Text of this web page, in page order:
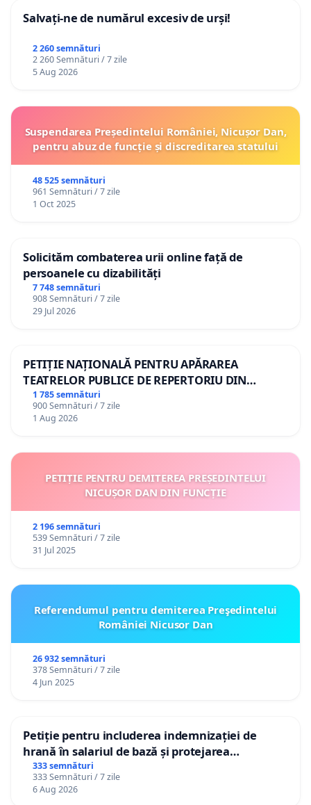
Salvați-ne de numărul excesiv de urși!
2 260 semnături
2 260 Semnături / 7 zile
5 Aug 2026
Suspendarea Președintelui României, Nicușor Dan,
pentru abuz de funcție și discreditarea statului
48 525 semnături
961 Semnături / 7 zile
1 Oct 2025
Solicităm combaterea urii online față de
persoanele cu dizabilități
7 748 semnături
908 Semnături / 7 zile
29 Jul 2026
PETIȚIE NAȚIONALĂ PENTRU APĂRAREA
TEATRELOR PUBLICE DE REPERTORIU DIN
ROMÂNIA
1 785 semnături
900 Semnături / 7 zile
1 Aug 2026
PETIȚIE PENTRU DEMITEREA PREȘEDINTELUI
NICUȘOR DAN DIN FUNCȚIE
2 196 semnături
539 Semnături / 7 zile
31 Jul 2025
Referendumul pentru demiterea Preşedintelui
României Nicusor Dan
26 932 semnături
378 Semnături / 7 zile
4 Jun 2025
Petiție pentru includerea indemnizației de
hrană în salariul de bază și protejarea
gradațiilor de vechime pentru asistenții
personali
333 semnături
333 Semnături / 7 zile
6 Aug 2026